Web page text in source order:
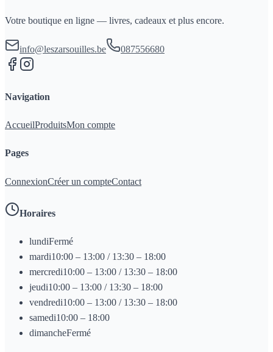
Votre boutique en ligne — livres, cadeaux et plus encore.
info@leszarsouilles.be 087556680
Navigation
AccueilProduitsMon compte
Pages
ConnexionCréer un compteContact
Horaires
lundiFermé
mardi10:00 – 13:00 / 13:30 – 18:00
mercredi10:00 – 13:00 / 13:30 – 18:00
jeudi10:00 – 13:00 / 13:30 – 18:00
vendredi10:00 – 13:00 / 13:30 – 18:00
samedi10:00 – 18:00
dimancheFermé